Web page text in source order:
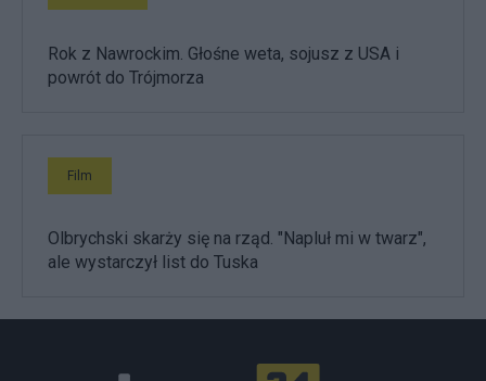
Rok z Nawrockim. Głośne weta, sojusz z USA i
powrót do Trójmorza
Film
Olbrychski skarży się na rząd. "Napluł mi w twarz",
ale wystarczył list do Tuska